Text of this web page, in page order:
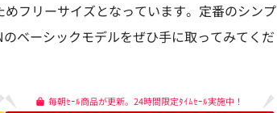
フリーサイズとなっています。定番のシンプ
ベーシックモデルをぜひ手に取ってみてくだ
毎朝ｾｰﾙ商品が更新。24時間限定ﾀｲﾑｾｰﾙ実施中！